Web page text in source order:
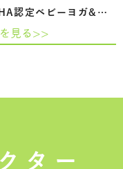
『品川・目黒』JAHA認定ベビーヨガ&ママヨ…
見る>>
ター